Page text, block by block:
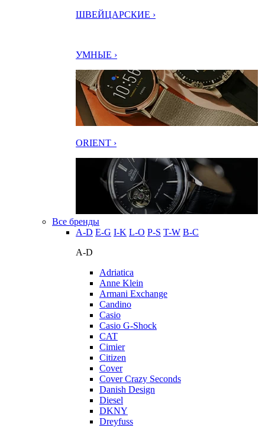
ШВЕЙЦАРСКИЕ ›
УМНЫЕ ›
ORIENT ›
Все бренды
A-D E-G I-K L-O P-S T-W В-С
A-D
Adriatica
Anne Klein
Armani Exchange
Candino
Casio
Casio G-Shock
CAT
Cimier
Citizen
Cover
Cover Crazy Seconds
Danish Design
Diesel
DKNY
Dreyfuss